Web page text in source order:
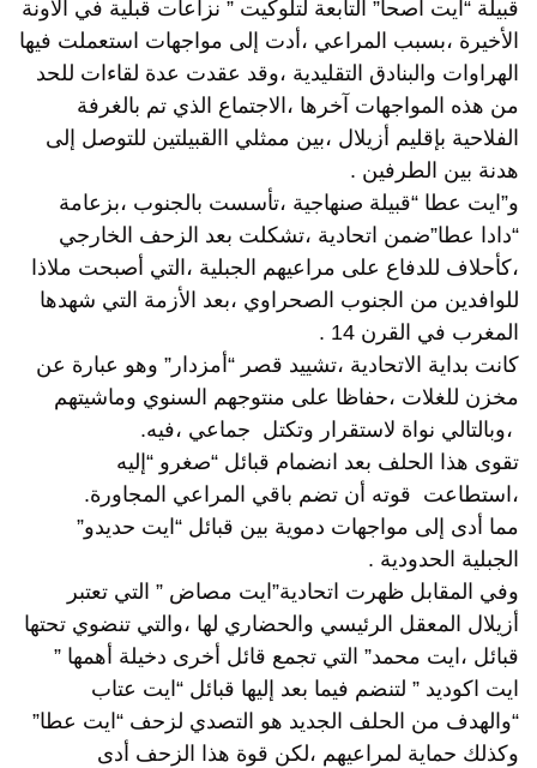
قبيلة “ايت اصحا” التابعة لتلوكيت ” نزاعات قبلية في الآونة
الأخيرة ،بسبب المراعي ،أدت إلى مواجهات استعملت فيها
الهراوات والبنادق التقليدية ،وقد عقدت عدة لقاءات للحد
من هذه المواجهات آخرها ،الاجتماع الذي تم بالغرفة
الفلاحية بإقليم أزيلال ،بين ممثلي االقبيلتين للتوصل إلى
هدنة بين الطرفين .
و”ايت عطا “قبيلة صنهاجية ،تأسست بالجنوب ،بزعامة
“دادا عطا”ضمن اتحادية ،تشكلت بعد الزحف الخارجي
،كأحلاف للدفاع على مراعيهم الجبلية ،التي أصبحت ملاذا
للوافدين من الجنوب الصحراوي ،بعد الأزمة التي شهدها
المغرب في القرن 14 .
كانت بداية الاتحادية ،تشييد قصر “أمزدار” وهو عبارة عن
مخزن للغلات ،حفاظا على منتوجهم السنوي وماشيتهم
،وبالتالي نواة لاستقرار وتكتل جماعي ،فيه.
تقوى هذا الحلف بعد انضمام قبائل “صغرو “إليه
،استطاعت قوته أن تضم باقي المراعي المجاورة.
مما أدى إلى مواجهات دموية بين قبائل “ايت حديدو”
الجبلية الحدودية .
وفي المقابل ظهرت اتحادية”ايت مصاض ” التي تعتبر
أزيلال المعقل الرئيسي والحضاري لها ،والتي تنضوي تحتها
قبائل ،ايت محمد” التي تجمع قائل أخرى دخيلة أهمها ”
ايت اكوديد ” لتنضم فيما بعد إليها قبائل “ايت عتاب
“والهدف من الحلف الجديد هو التصدي لزحف “ايت عطا”
وكذلك حماية لمراعيهم ،لكن قوة هذا الزحف أدى